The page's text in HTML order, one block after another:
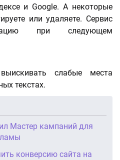
и Google. А некоторые
или удаляете. Сервис
при следующем
слабые места
текстах.
Мастер кампаний для
конверсию сайта на